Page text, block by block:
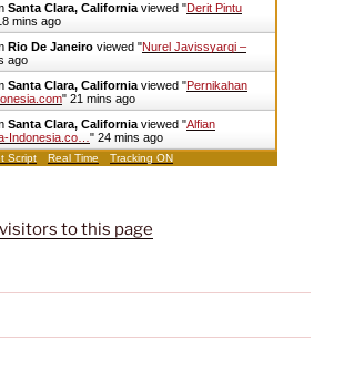
Santa Clara, California viewed "Derit Pintu
mins ago
Rio De Janeiro viewed "Nurel Javissyarqi –
ago
Santa Clara, California viewed "Pernikahan
" 21 mins ago
Santa Clara, California viewed "Alfian
Indonesia.co… " 24 mins ago
Script Real Time Tracking ON